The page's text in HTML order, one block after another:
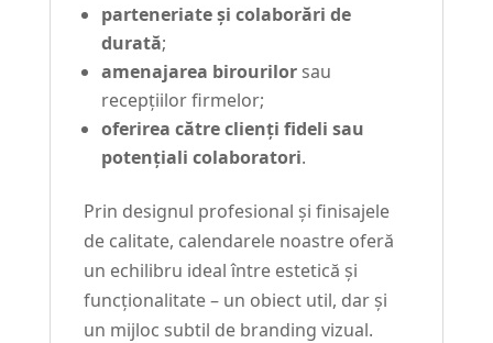
parteneriate și colaborări de
durată;
amenajarea birourilorsau
recepțiilor firmelor;
oferirea către clienți fideli sau
potențiali colaboratori.
Prin designul profesional și finisajele
de calitate, calendarele noastre oferă
un echilibru ideal între estetică și
funcționalitate – un obiect util, dar și
un mijloc subtil de branding vizual.